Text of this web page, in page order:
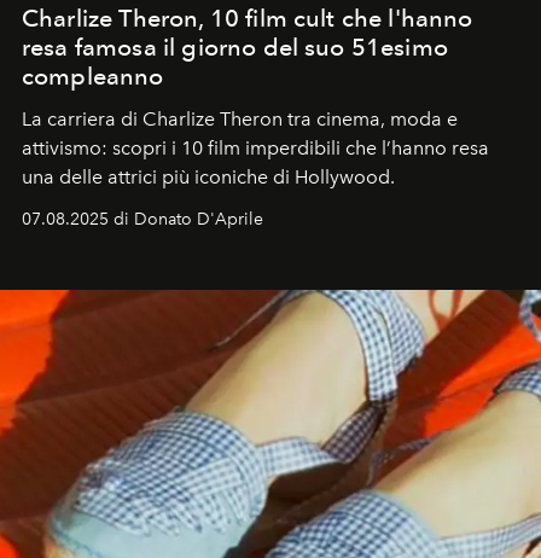
Charlize Theron, 10 film cult che l'hanno
resa famosa il giorno del suo 51esimo
compleanno
La carriera di Charlize Theron tra cinema, moda e
attivismo: scopri i 10 film imperdibili che l’hanno resa
una delle attrici più iconiche di Hollywood.
07.08.2025 di Donato D'Aprile